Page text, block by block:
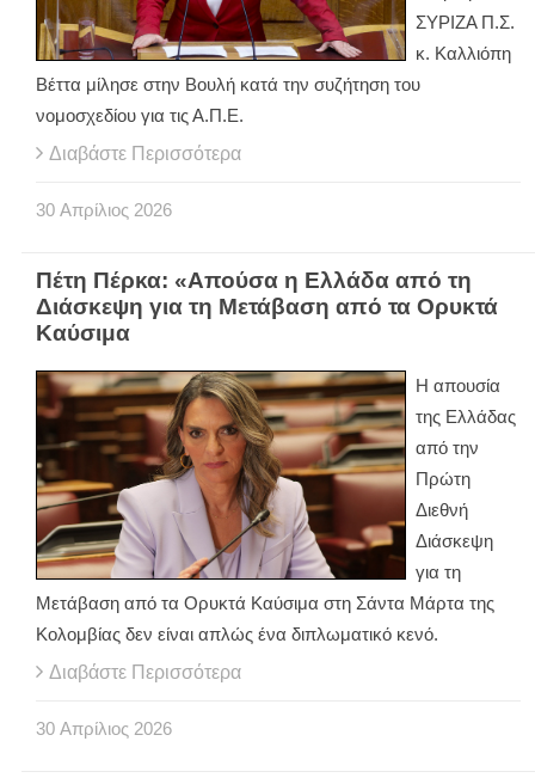
ΣΥΡΙΖΑ Π.Σ.
κ. Καλλιόπη
Βέττα μίλησε στην Βουλή κατά την συζήτηση του
νομοσχεδίου για τις Α.Π.Ε.
Διαβάστε Περισσότερα
30 Απρίλιος 2026
Πέτη Πέρκα: «Απούσα η Ελλάδα από τη
Διάσκεψη για τη Μετάβαση από τα Ορυκτά
Καύσιμα
Η απουσία
της Ελλάδας
από την
Πρώτη
Διεθνή
Διάσκεψη
για τη
Μετάβαση από τα Ορυκτά Καύσιμα στη Σάντα Μάρτα της
Κολομβίας δεν είναι απλώς ένα διπλωματικό κενό.
Διαβάστε Περισσότερα
30 Απρίλιος 2026